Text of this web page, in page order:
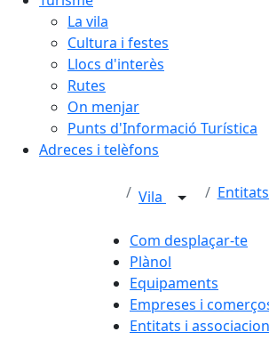
La vila
Cultura i festes
Llocs d'interès
Rutes
On menjar
Punts d'Informació Turística
Adreces i telèfons
Vila
Com desplaçar-te
Plànol
Equipaments
Empreses i
Entitats i